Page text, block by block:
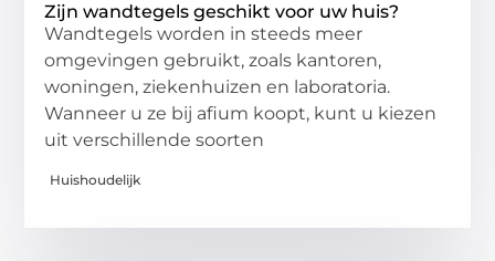
Zijn wandtegels geschikt voor uw huis?
Wandtegels worden in steeds meer
omgevingen gebruikt, zoals kantoren,
woningen, ziekenhuizen en laboratoria.
Wanneer u ze bij afium koopt, kunt u kiezen
uit verschillende soorten
Huishoudelijk